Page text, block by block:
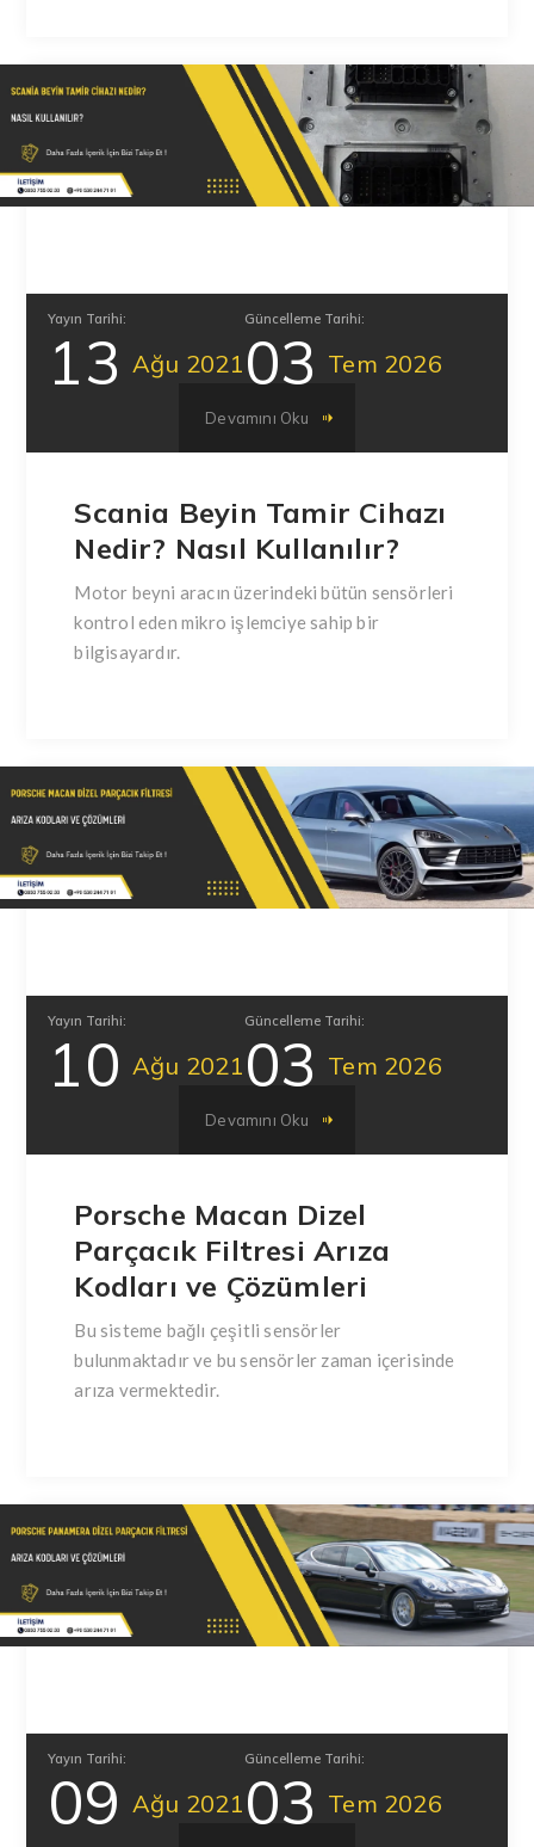
Yayın Tarihi:
13 Ağu 2021
Güncelleme Tarihi:
03 Tem 2026
Devamını Oku
Scania Beyin Tamir Cihazı
Nedir? Nasıl Kullanılır?
Motor beyni aracın üzerindeki bütün sensörleri
kontrol eden mikro işlemciye sahip bir
bilgisayardır.
Yayın Tarihi:
10 Ağu 2021
Güncelleme Tarihi:
03 Tem 2026
Devamını Oku
Porsche Macan Dizel
Parçacık Filtresi Arıza
Kodları ve Çözümleri
Bu sisteme bağlı çeşitli sensörler
bulunmaktadır ve bu sensörler zaman içerisinde
arıza vermektedir.
Yayın Tarihi:
09 Ağu 2021
Güncelleme Tarihi:
03 Tem 2026